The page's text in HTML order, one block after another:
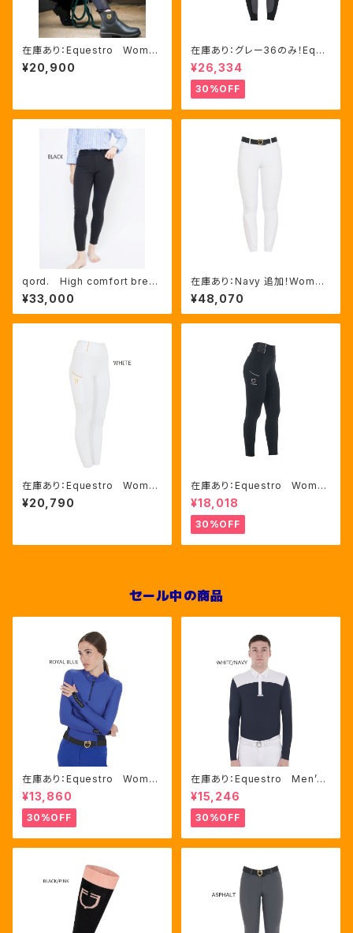
在庫あり：Equestro Wome
n’ｓ メッシュインサート フル
グリップレギンス（ETW00170）
¥20,900
在庫あり：グレー36のみ！Eque
stro Women's Aria キュロ
ット FULLグリップ（ET0675
0）
¥26,334
30%OFF
qord. High comfort breec
hes
¥33,000
在庫あり：Navy 追加！Wome
n's 新作！冬用キュロット 3
色（ETW00207)
¥48,070
在庫あり：Equestro Wome
n's スリムフィット ハイウ
ェスト フルグリップ レギン
¥20,790
在庫あり：Equestro Wome
n's ラインストーン レギンス
L（ETW00135）
¥18,018
30%OFF
セール中の商品
在庫あり：Equestro Wome
n's テクニカル トレーニング
ポロシャツ Royal Blue、M
サイズ（ETW00064）
¥13,860
30%OFF
在庫あり：Equestro Men’ｓ
メッシュコンビ 長袖 競技用
シャツ 2色Mサイズ（ETM000
60）
¥15,246
30%OFF